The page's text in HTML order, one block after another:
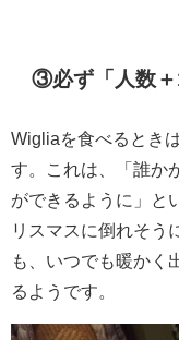
③必ず「人数＋
Wigliaを食べるとき
す。これは、「誰か
ができるように」と
リスマスに倒れそう
も、いつでも暖かく
るようです。